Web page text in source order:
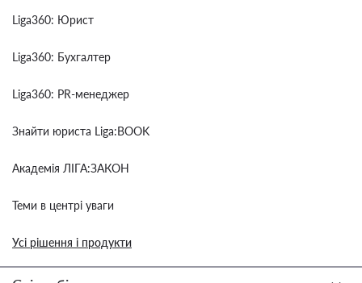
Liga360: Юрист
Liga360: Бухгалтер
Liga360: PR-менеджер
Знайти юриста Liga:BOOK
Академія ЛІГА:ЗАКОН
Теми в центрі уваги
Усі рішення і продукти